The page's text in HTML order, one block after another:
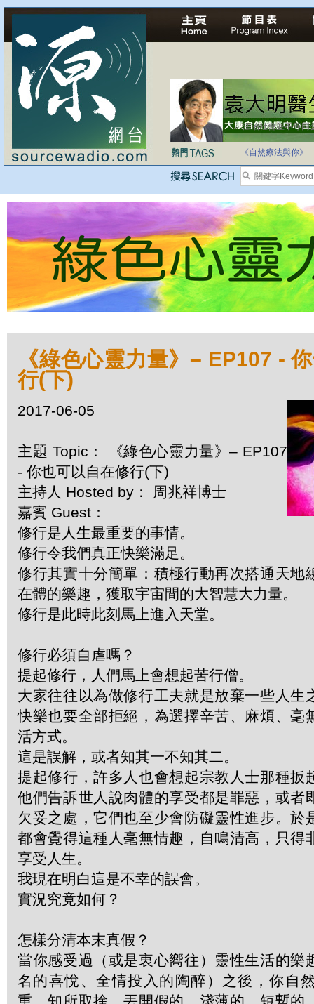
自家教育合法化-
《自然療法與你》
《綠色心靈力量》– EP107 -
行(下)
2017-06-05
主題 Topic： 《綠色心靈力量》– EP107
- 你也可以自在修行(下)
主持人 Hosted by： 周兆祥博士
嘉賓 Guest：
修行是人生最重要的事情。
修行令我們真正快樂滿足。
修行其實十分簡單：積極行動再次搭通天地
在體的樂趣，獲取宇宙間的大智慧大力量。
修行是此時此刻馬上進入天堂。
修行必須自虐嗎？
提起修行，人們馬上會想起苦行僧。
大家往往以為做修行工夫就是放棄一些人生
快樂也要全部拒絕，為選擇辛苦、麻煩、毫
活方式。
這是誤解，或者知其一不知其二。
提起修行，許多人也會想起宗教人士那種扳
他們告訴世人說肉體的享受都是罪惡，或者
欠妥之處，它們也至少會防礙靈性進步。於
都會覺得這種人毫無情趣，自鳴清高，只得
享受人生。
我現在明白這是不幸的誤會。
實況究竟如何？
怎樣分清本末真假？
當你感受過（或是衷心嚮往）靈性生活的樂
名的喜悅、全情投入的陶醉）之後，你自